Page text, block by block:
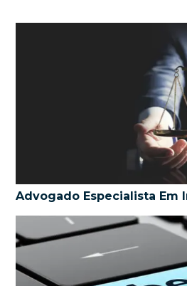
Advogado Especialista Em